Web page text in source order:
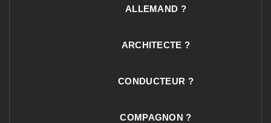
ALLEMAND ?
ARCHITECTE ?
CONDUCTEUR ?
COMPAGNON ?